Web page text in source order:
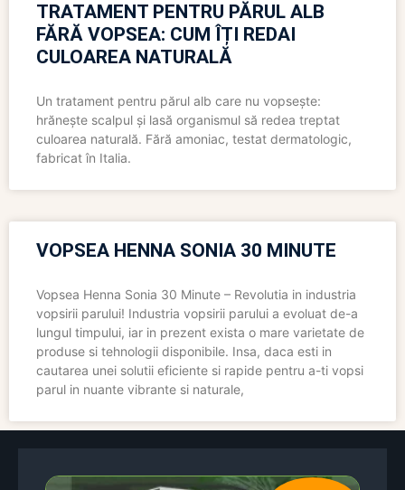
TRATAMENT PENTRU PĂRUL ALB
FĂRĂ VOPSEA: CUM ÎȚI REDAI
CULOAREA NATURALĂ
Un tratament pentru părul alb care nu vopsește:
hrănește scalpul și lasă organismul să redea treptat
culoarea naturală. Fără amoniac, testat dermatologic,
fabricat în Italia.
VOPSEA HENNA SONIA 30 MINUTE
Vopsea Henna Sonia 30 Minute – Revolutia in industria
vopsirii parului! Industria vopsirii parului a evoluat de-a
lungul timpului, iar in prezent exista o mare varietate de
produse si tehnologii disponibile. Insa, daca esti in
cautarea unei solutii eficiente si rapide pentru a-ti vopsi
parul in nuante vibrante si naturale,